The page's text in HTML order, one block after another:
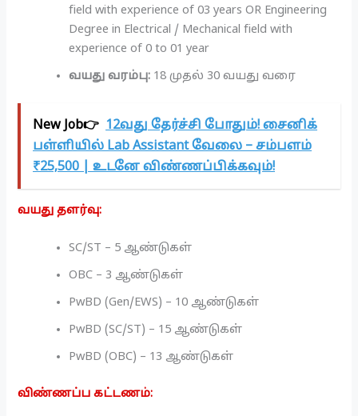
field with experience of 03 years OR Engineering
Degree in Electrical / Mechanical field with
experience of 0 to 01 year
வயது வரம்பு: 18 முதல் 30 வயது வரை
New Job👉 12வது தேர்ச்சி போதும்! சைனிக்
பள்ளியில் Lab Assistant வேலை – சம்பளம்
₹25,500 | உடனே விண்ணப்பிக்கவும்!
வயது தளர்வு:
SC/ST – 5 ஆண்டுகள்
OBC – 3 ஆண்டுகள்
PwBD (Gen/EWS) – 10 ஆண்டுகள்
PwBD (SC/ST) – 15 ஆண்டுகள்
PwBD (OBC) – 13 ஆண்டுகள்
விண்ணப்ப கட்டணம்: